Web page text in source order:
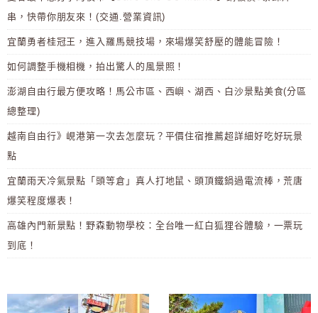
串，快帶你朋友來！(交通.營業資訊)
宜蘭勇者桂冠王，進入羅馬競技場，來場爆笑舒壓的體能冒險！
如何調整手機相機，拍出驚人的風景照！
澎湖自由行最方便攻略！馬公市區、西嶼、湖西、白沙景點美食(分區
總整理)
越南自由行》峴港第一次去怎麼玩？平價住宿推薦超詳細好吃好玩景
點
宜蘭雨天冷氣景點「頭等倉」真人打地鼠、頭頂鐵鍋過電流棒，荒唐
爆笑程度爆表！
高雄內門新景點！野森動物學校：全台唯一紅白狐狸谷體驗，一票玩
到底！